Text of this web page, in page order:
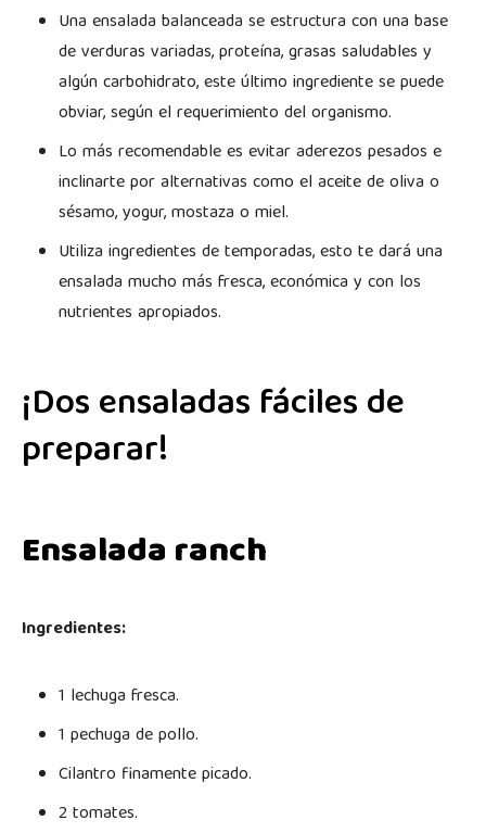
Una ensalada balanceada se estructura con una base
de verduras variadas, proteína, grasas saludables y
algún carbohidrato, este último ingrediente se puede
obviar, según el requerimiento del organismo.
Lo más recomendable es evitar aderezos pesados e
inclinarte por alternativas como el aceite de oliva o
sésamo, yogur, mostaza o miel.
Utiliza ingredientes de temporadas, esto te dará una
ensalada mucho más fresca, económica y con los
nutrientes apropiados.
¡Dos ensaladas fáciles de
preparar!
Ensalada ranch
Ingredientes:
1 lechuga fresca.
1 pechuga de pollo.
Cilantro finamente picado.
2 tomates.